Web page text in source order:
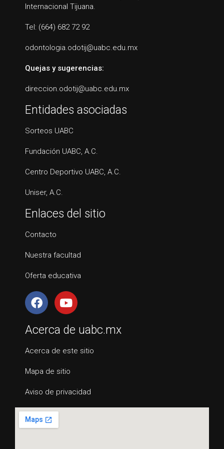
Internacional Tijuana.
Tel: (664) 682 72 92
odontologia.odotij@uabc.edu.mx
Quejas y sugerencias:
direccion.odotij@uabc.edu.mx
Entidades asociadas
Sorteos UABC
Fundación UABC, A.C.
Centro Deportivo UABC, A.C.
Uniser, A.C.
Enlaces del sitio
Contacto
Nuestra facultad
Oferta educativa
Acerca de uabc.mx
Acerca de este sitio
Mapa de sitio
Aviso de privacidad